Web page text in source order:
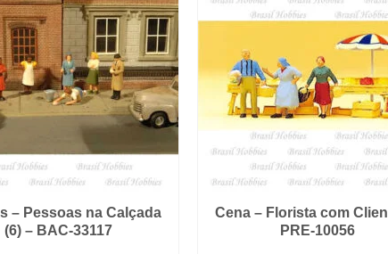
– Pessoas na Calçada
(6) – BAC-33117
Cena – Florista com
PRE-10056